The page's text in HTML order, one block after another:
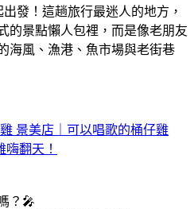
出發！這趟旅行最迷人的地方，
的景點懶人包裡，而是像老朋友
海風、漁港、魚市場與老街巷
景美店｜可以唱歌的桶仔雞
翻天！
？🎤